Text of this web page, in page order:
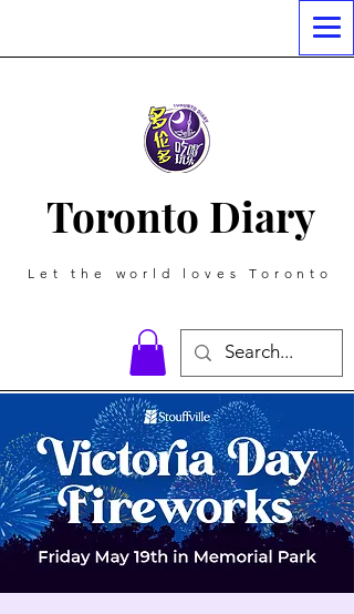
Toronto Diary
Let the world loves Toronto